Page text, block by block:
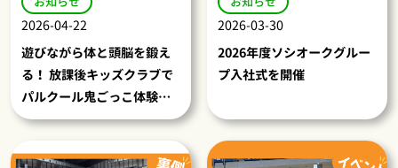
2026-04-22
遊びながら体と頭脳を鍛え
る！ 放課後キッズクラブで
パルクール鬼ごっこ体験会
を開催しました
2026-03-30
2026年度ソシオークグルー
プ入社式を開催